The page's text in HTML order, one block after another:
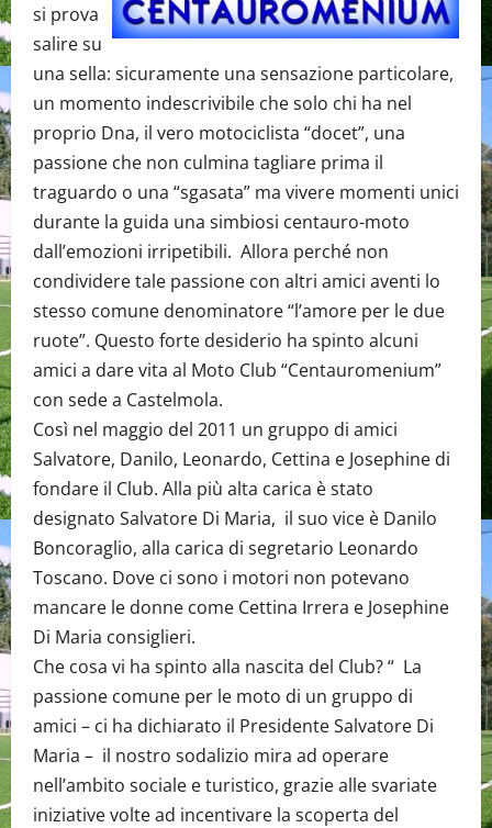
si prova
salire su
una sella: sicuramente una sensazione particolare,
un momento indescrivibile che solo chi ha nel
proprio Dna, il vero motociclista “docet”, una
passione che non culmina tagliare prima il
traguardo o una “sgasata” ma vivere momenti unici
durante la guida una simbiosi centauro-moto
dall’emozioni irripetibili. Allora perché non
condividere tale passione con altri amici aventi lo
stesso comune denominatore “l’amore per le due
ruote”. Questo forte desiderio ha spinto alcuni
amici a dare vita al Moto Club “Centauromenium”
con sede a Castelmola.
Così nel maggio del 2011 un gruppo di amici
Salvatore, Danilo, Leonardo, Cettina e Josephine di
fondare il Club. Alla più alta carica è stato
designato Salvatore Di Maria, il suo vice è Danilo
Boncoraglio, alla carica di segretario Leonardo
Toscano. Dove ci sono i motori non potevano
mancare le donne come Cettina Irrera e Josephine
Di Maria consiglieri.
Che cosa vi ha spinto alla nascita del Club? “ La
passione comune per le moto di un gruppo di
amici – ci ha dichiarato il Presidente Salvatore Di
Maria – il nostro sodalizio mira ad operare
nell’ambito sociale e turistico, grazie alle svariate
iniziative volte ad incentivare la scoperta del